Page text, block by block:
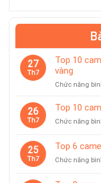
27
Th7
Top 10
vàng
Chức năng
26
Th7
Top 10
Chức năng
25
Th7
Top 6
Chức năng